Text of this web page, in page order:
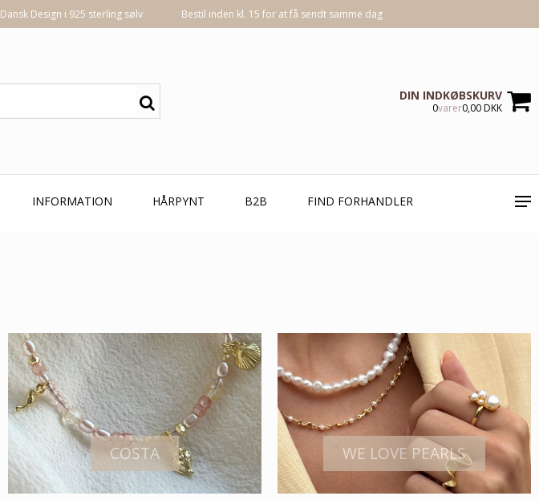
Dansk Design i 925 sterling sølv Bestil inden kl. 15 for at få sendt samme dag
DIN INDKØBSKURV
0varer0,00 DKK
INFORMATION HÅRPYNT B2B FIND FORHANDLER
COSTA WE LOVE PEARLS